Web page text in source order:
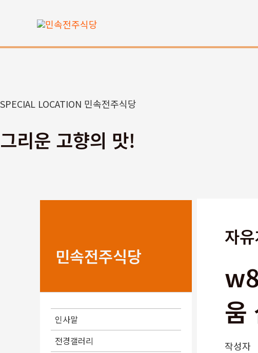
로
기
SPECIAL LOCATION 민속전주식당
그리운 고향의 맛!
민속전주식당
인사말
전경갤러리
자
움
작성자